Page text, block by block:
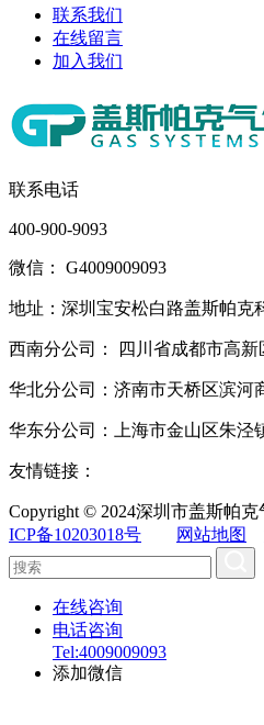
联系我们
在线留言
加入我们
联系电话
400-900-9093
微信： G4009009093
地址：深圳宝安松白路盖斯帕克
西南分公司： 四川省成都市高新
华北分公司：济南市天桥区滨河
华东分公司：上海市金山区朱泾
友情链接：
Copyright © 2024深圳市盖斯帕
ICP备10203018号
网站地图
在线咨询
电话咨询
Tel:4009009093
添加微信